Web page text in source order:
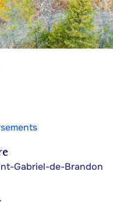
Gabriel-de-Brandon